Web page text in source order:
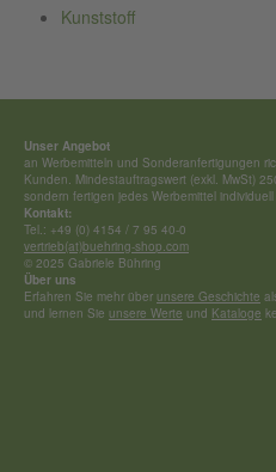
Kunststoff
Unser Angebot
an Werbemitteln und Sonderan­fertigungen
Kunden. Mindestauftragswert (exkl. MwSt)
sondern fertigen jedes Werbemittel
Kontakt:
Tel.: +49 (0) 4154 / 7 95 40-0
vertrieb(at)buehring-shop.com
© 2025 Gabriele Bühring
Über uns
Erfahren Sie mehr über unsere Geschichte
und lernen Sie unsere Werte und Kataloge